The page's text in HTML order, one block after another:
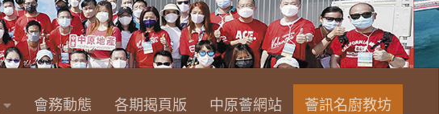
查看詳情
會務動態 各期揭頁版 中原薈網站
薈訊名廚教坊